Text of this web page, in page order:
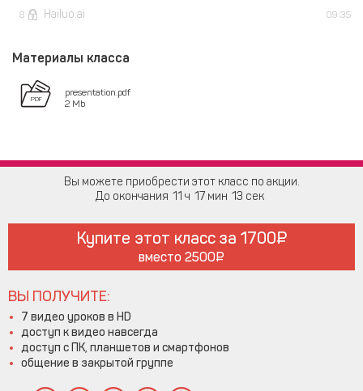
8 Hailuo.ai 09:35
Материалы класса
presentation.pdf
2 Mb
Вы можете приобрести этот класс по акции.
До окончания 11 17 13
Купите этот класс за 1700
вместо 2500
ВЫ ПОЛУЧИТЕ:
7 видео уроков в HD
доступ к видео навсегда
доступ с ПК, планшетов и смартфонов
общение в закрытой группе